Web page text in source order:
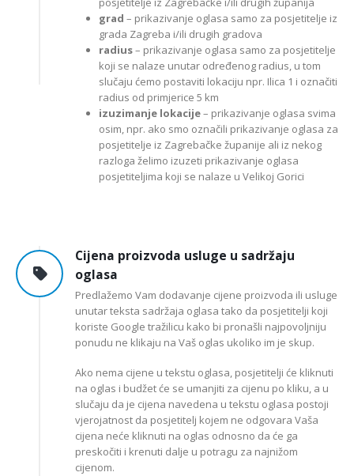
grad – prikazivanje oglasa samo za posjetitelje iz
grada Zagreba i/ili drugih gradova
radius– prikazivanje oglasa samo za posjetitelje
koji se nalaze unutar određenog radius, u tom
slučaju ćemo postaviti lokaciju npr. Ilica 1 i označiti
radius od primjerice 5 km
izuzimanje lokacije– prikazivanje oglasa svima
osim, npr. ako smo označili prikazivanje oglasa za
posjetitelje iz Zagrebačke županije ali iz nekog
razloga želimo izuzeti prikazivanje oglasa
posjetiteljima koji se nalaze u Velikoj Gorici
Cijena proizvoda usluge u sadržaju
oglasa
Predlažemo Vam dodavanje cijene proizvoda ili usluge
unutar teksta sadržaja oglasa tako da posjetitelji koji
koriste Google tražilicu kako bi pronašli najpovoljniju
ponudu ne klikaju na Vaš oglas ukoliko im je skup.
Ako nema cijene u tekstu oglasa, posjetitelji će kliknuti
na oglas i budžet će se umanjiti za cijenu po kliku, a u
slučaju da je cijena navedena u tekstu oglasa postoji
vjerojatnost da posjetitelj kojem ne odgovara Vaša
cijena neće kliknuti na oglas odnosno da će ga
preskočiti i krenuti dalje u potragu za najnižom
cijenom.